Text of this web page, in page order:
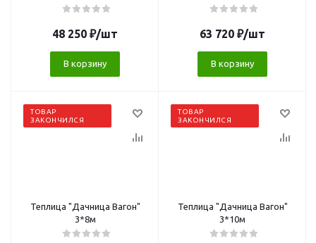
48 250 ₽/шт
В корзину
63 720 ₽/шт
В корзину
ТОВАР
ЗАКОНЧИЛСЯ
Теплица "Дачница Вагон"
3*8м
ТОВАР
ЗАКОНЧИЛСЯ
Теплица "Дачница Вагон"
3*10м